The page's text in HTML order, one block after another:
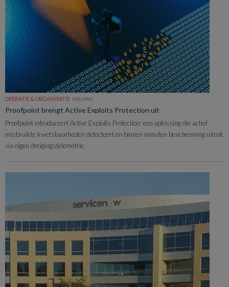
OPERATIE & ORGANISATIE NIEUWS
Proofpoint brengt Active Exploits Protection uit
Proofpoint introduceert Active Exploits Protection: een oplossing die actief
misbruikte kwetsbaarheden detecteert en binnen minuten bescherming uitrolt
via eigen dreigingstelemetrie.